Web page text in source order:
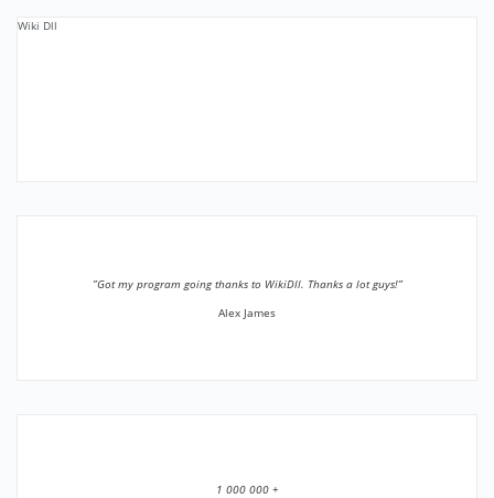
Wiki Dll
”Got my program going thanks to WikiDll. Thanks a lot guys!”
Alex James
1 000 000 +